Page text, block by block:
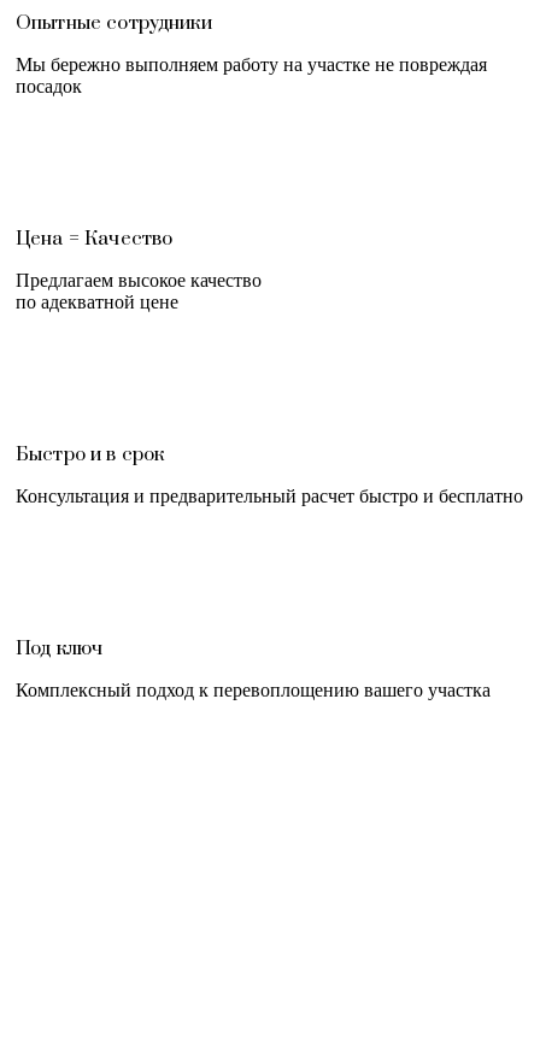
Опытные сотрудники
Мы бережно выполняем работу на участке не повреждая
посадок
Цена = Качество
Предлагаем высокое качество
по адекватной цене
Быстро и в срок
Консультация и предварительный расчет быстро и бесплатно
Под ключ
Комплексный подход к перевоплощению вашего участка